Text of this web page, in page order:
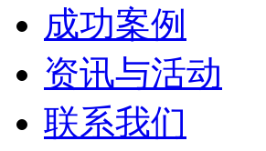
成功案例
资讯与活动
联系我们